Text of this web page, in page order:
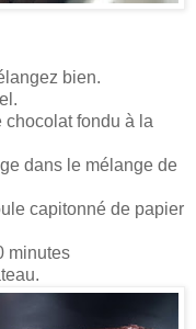
bien.
chocolat fondu à la
dans le mélange de
capitonné de papier
minutes